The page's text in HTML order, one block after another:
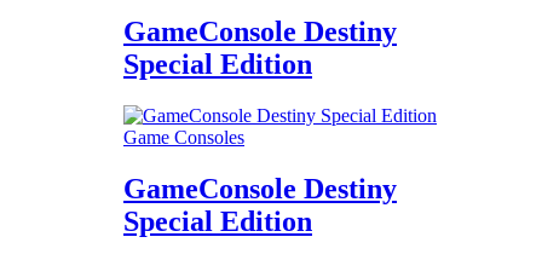
GameConsole Destiny
Special Edition
Game Consoles
GameConsole Destiny
Special Edition